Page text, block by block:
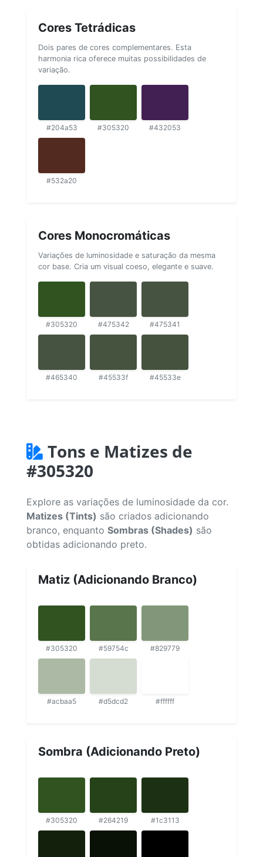
Cores Tetrádicas
Dois pares de cores complementares. Esta
harmonia rica oferece muitas possibilidades de
variação.
#204a53 #305320 #432053
#532a20
Cores Monocromáticas
Variações de luminosidade e saturação da mesma
cor base. Cria um visual coeso, elegante e suave.
#305320 #475342 #475341
#465340 #45533f #45533e
Tons e Matizes de
#305320
Explore as variações de luminosidade da cor.
Matizes (Tints) são criados adicionando
branco, enquanto Sombras (Shades) são
obtidas adicionando preto.
Matiz (Adicionando Branco)
#305320 #59754c #829779
#acbaa5 #d5dcd2 #ffffff
Sombra (Adicionando Preto)
#305320 #264219 #1c3113